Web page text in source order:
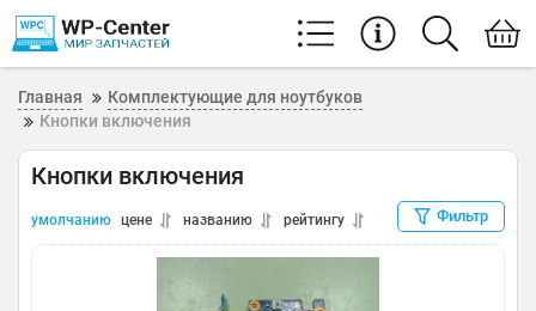
Главная
Комплектующие для ноутбуков
Кнопки включения
Кнопки включения
умолчанию цене названию рейтингу Фильтр